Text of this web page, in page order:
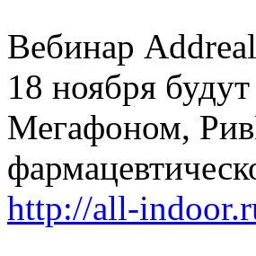
Вебинар
18 ноября
Мегафоном,
http://all-